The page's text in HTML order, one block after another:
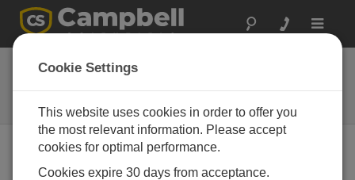
Toggle
14291
フィールド電源ケーブル 12 Vdc
プラグ-バラ線
Cookie Settings
This website uses cookies in order to offer you
the most relevant information. Please accept
cookies for optimal performance.
Cookies expire 30 days from acceptance.